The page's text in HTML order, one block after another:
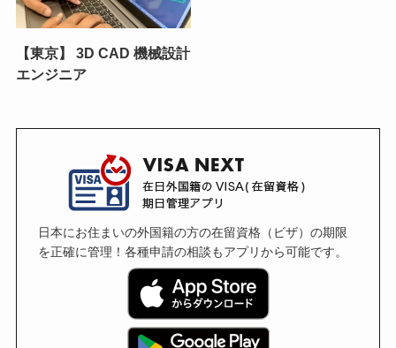
【東京】 3D CAD 機械設計
エンジニア
日本にお住まいの外国籍の方の在留資格（ビザ）の期限
を正確に管理！各種申請の相談もアプリから可能です。